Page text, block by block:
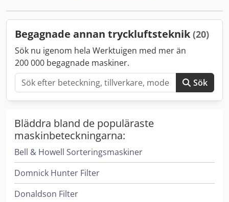
begagnade – hittar du i vår butik! Internationella
Begagnade annan tryckluftsteknik (20)
Sök nu igenom hela Werktuigen med mer än
200 000 begagnade maskiner.
Sök
Bläddra bland de populäraste
maskinbeteckningarna:
Bell & Howell Sorteringsmaskiner
Domnick Hunter Filter
Donaldson Filter